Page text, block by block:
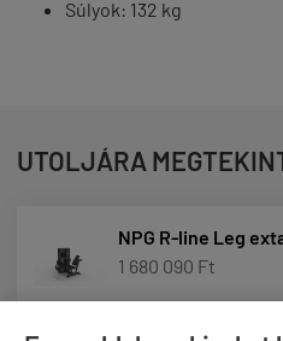
Súlyok: 132 kg
UTOLJÁRA
NPG R-line Leg
1 680 090 Ft